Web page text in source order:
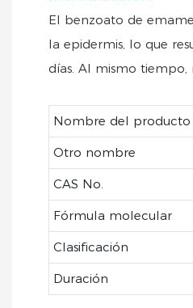
El benzoato de
la epidermis, lo que
días. Al mismo
Nombre del producto
Otro nombre
CAS No.
Fórmula molecular
Clasificación
Duración